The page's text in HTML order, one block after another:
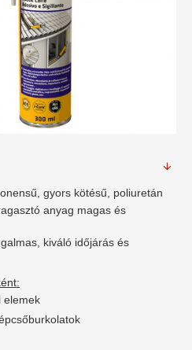
gyors kötésű, poliuretán
anyag magas és
kiváló időjárás és
elemek